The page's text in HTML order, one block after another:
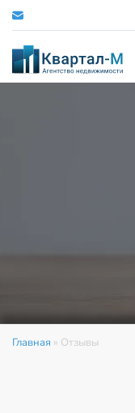
Главная » Отзывы